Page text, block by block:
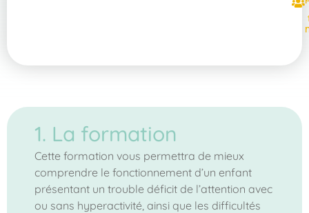
1. La formation
Cette formation vous permettra de mieux
comprendre le fonctionnement d’un enfant
présentant un trouble déficit de l’attention avec
ou sans hyperactivité, ainsi que les difficultés